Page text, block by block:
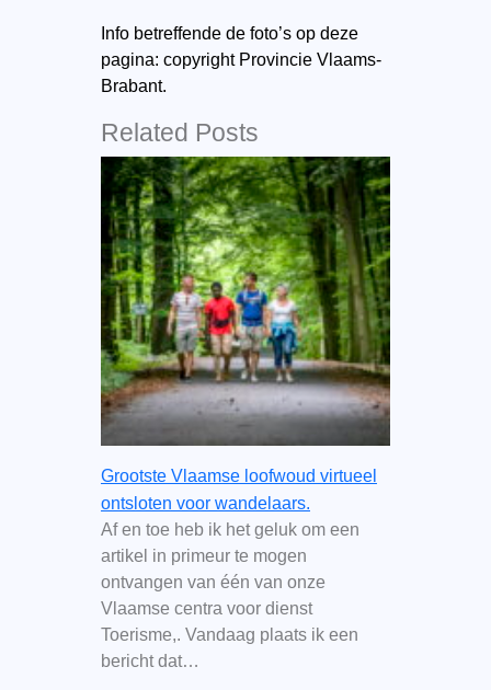
Info betreffende de foto’s op deze
pagina: copyright Provincie Vlaams-
Brabant.
Related Posts
Grootste Vlaamse loofwoud virtueel
ontsloten voor wandelaars.
Af en toe heb ik het geluk om een
artikel in primeur te mogen
ontvangen van één van onze
Vlaamse centra voor dienst
Toerisme,. Vandaag plaats ik een
bericht dat…